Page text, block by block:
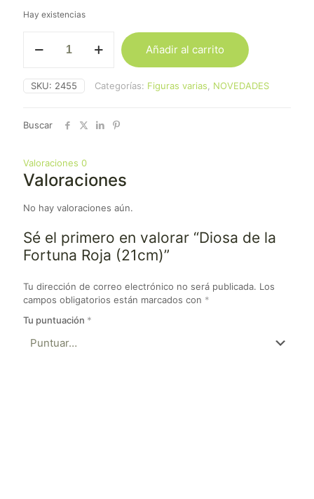
Hay existencias
Fortuna
Roja
Añadir al carrito
SKU: 2455 Categorías: Figuras varias NOVEDADES
Buscar
Valoraciones 0
Valoraciones
No hay valoraciones aún.
Sé el primero en valorar “Diosa de la
Fortuna Roja (21cm)”
Tu dirección de correo electrónico no será publicada. Los
campos obligatorios están marcados con *
Tu puntuación *